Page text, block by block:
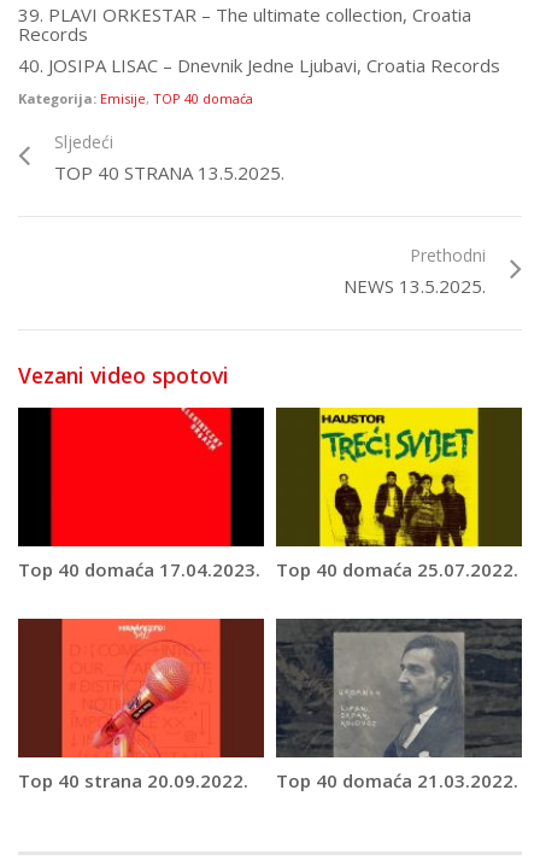
39. PLAVI ORKESTAR – The ultimate collection, Croatia
Records
40. JOSIPA LISAC – Dnevnik Jedne Ljubavi, Croatia Records
Kategorija: Emisije, TOP 40 domaća
Sljedeći
TOP 40 STRANA 13.5.2025.
Prethodni
NEWS 13.5.2025.
Vezani video spotovi
Top 40 domaća 17.04.2023. Top 40 domaća 25.07.2022.
Top 40 strana 20.09.2022. Top 40 domaća 21.03.2022.